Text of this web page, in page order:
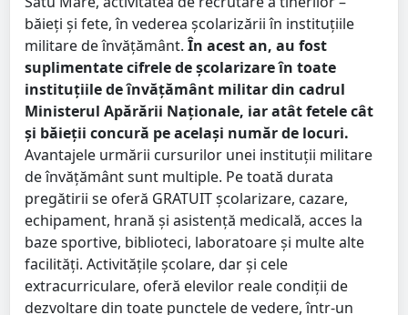
băieţi şi fete, în vederea şcolarizării în instituţiile
militare de învăţământ. În acest an, au fost
suplimentate cifrele de şcolarizare în toate
instituţiile de învăţământ militar din cadrul
Ministerul Apărării Naţionale, iar atât fetele cât
şi băieţii concură pe acelaşi număr de locuri.
Avantajele urmării cursurilor unei instituţii militare
de învăţământ sunt multiple. Pe toată durata
pregătirii se oferă GRATUIT şcolarizare, cazare,
echipament, hrană şi asistenţă medicală, acces la
baze sportive, biblioteci, laboratoare şi multe alte
facilităţi. Activităţile şcolare, dar şi cele
extracurriculare, oferă elevilor reale condiţii de
dezvoltare din toate punctele de vedere, într-un